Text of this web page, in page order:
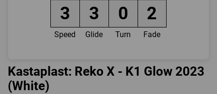
3 3 0 2
Speed Glide Turn Fade
Kastaplast: Reko X - K1 Glow 2023
(White)